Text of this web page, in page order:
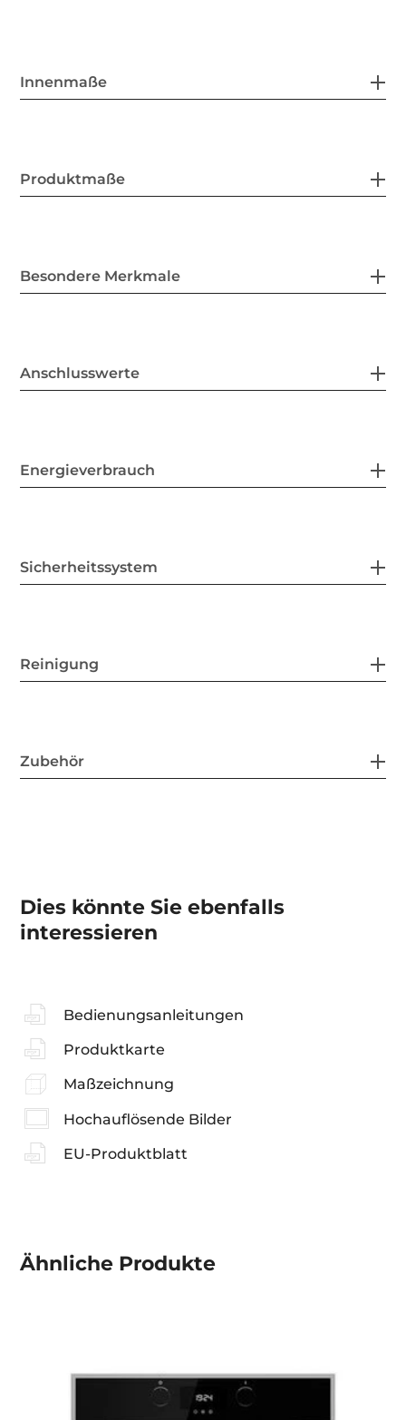
Innenmaße
Produktmaße
Besondere Merkmale
Anschlusswerte
Energieverbrauch
Sicherheitssystem
Reinigung
Zubehör
Dies könnte Sie ebenfalls
interessieren
Bedienungsanleitungen
Produktkarte
Maßzeichnung
Hochauflösende Bilder
EU-Produktblatt
Ähnliche Produkte